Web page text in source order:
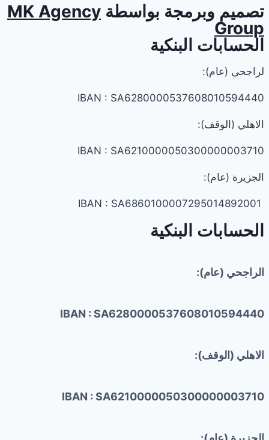
تصميم وبرمجة بواسطة MK Agency
Group
الحسابات البنكية
لراجحي (عام):
IBAN : SA6280000537608010594440
الاهلي (الوقف):
IBAN : SA6210000050300000003710
الجزيرة (عام):
الحسابات البنكية
الراجحي (عام):
IBAN : SA6280000537608010594440
الاهلي (الوقف):
IBAN : SA6210000050300000003710